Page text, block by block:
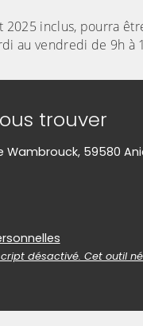
2025 inclus, pourra
au vendredi de 9h à
trouver
Wambrouck, 59580
désactivé. Cet outil